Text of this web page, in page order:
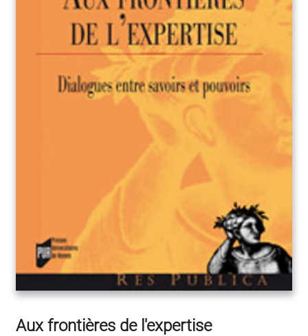
Aux frontières de l'expertise